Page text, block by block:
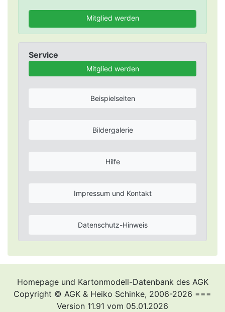
Mitglied werden
Service
Mitglied werden
Beispielseiten
Bildergalerie
Hilfe
Impressum und Kontakt
Datenschutz-Hinweis
Homepage und Kartonmodell-Datenbank des AGK
Copyright © AGK & Heiko Schinke, 2006-2026 ===
Version 11.91 vom 05.01.2026